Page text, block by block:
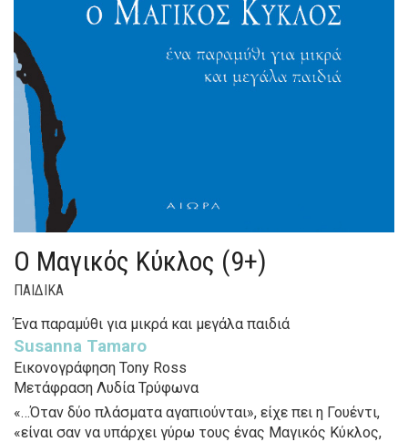
Ο Μαγικός Κύκλος (9+)
ΠΑΙΔΙΚΑ
Ένα παραμύθι για μικρά και μεγάλα παιδιά
Susanna Tamaro
Εικονογράφηση Tony Ross
Μετάφραση Λυδία Τρύφωνα
«…Όταν δύο πλάσματα αγαπιούνται», είχε πει η Γουέντι,
«είναι σαν να υπάρχει γύρω τους ένας Μαγικός Κύκλος,